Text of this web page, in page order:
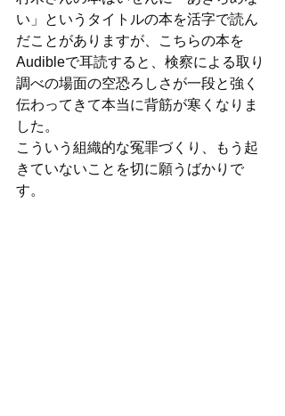
い」というタイトルの本を活字で読ん
だことがありますが、こちらの本を
Audibleで耳読すると、検察による取り
調べの場面の空恐ろしさが一段と強く
伝わってきて本当に背筋が寒くなりま
した。
こういう組織的な冤罪づくり、もう起
きていないことを切に願うばかりで
す。